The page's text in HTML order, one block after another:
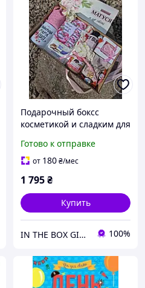
Подарочный боксс
косметикой и сладким для
праздников!
Универсальный подарок
Готово к отправке
от 180₴/мес
1 795₴
Купить
IN THE BOX GIFT Подарункові бокси до будь-яких свят! 100%